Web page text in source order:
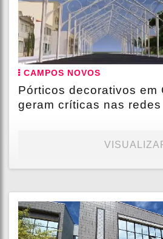
CAMPOS NOVOS
Pórticos decorativos em
geram críticas nas